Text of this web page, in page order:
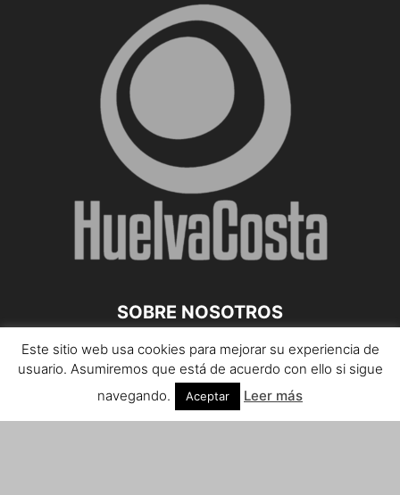
SOBRE NOSOTROS
Teléfono de contacto: 959 807 059
¡Anúnciate!
Este sitio web usa cookies para mejorar su experiencia de
usuario. Asumiremos que está de acuerdo con ello si sigue
navegando.
Aceptar Leer más